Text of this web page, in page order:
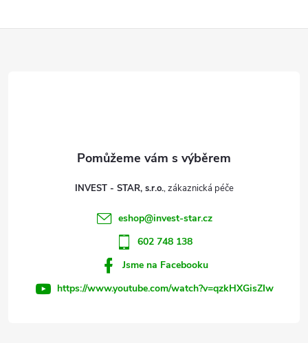
INVEST - STAR, s.r.o.
eshop@invest-star.cz
602 748 138
Jsme na Facebooku
https://www.youtube.com/watch?v=qzkHXGisZIw